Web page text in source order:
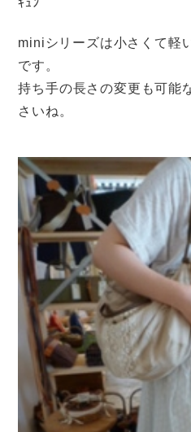
ｷｭﾝ
miniシリーズは小さくて軽
です。
持ち手の長さの変更も可能
さいね。